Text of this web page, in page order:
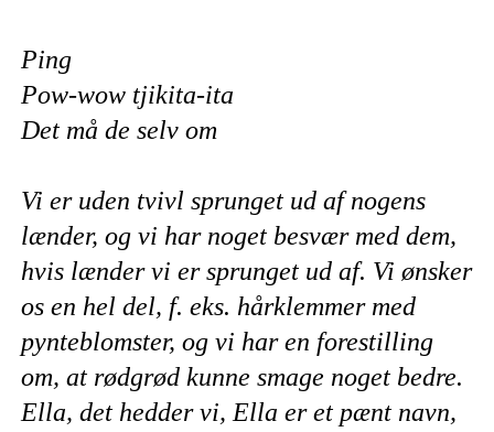
Ping
Pow-wow tjikita-ita
Det må de selv om
Vi er uden tvivl sprunget ud af nogens
lænder, og vi har noget besvær med dem,
hvis lænder vi er sprunget ud af. Vi ønsker
os en hel del, f. eks. hårklemmer med
pynteblomster, og vi har en forestilling
om, at rødgrød kunne smage noget bedre.
Ella, det hedder vi, Ella er et pænt navn,